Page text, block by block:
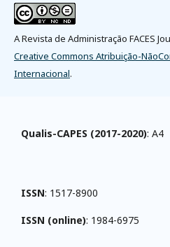
A Revista de Administração FACES
Creative Commons Atribuição-
Internacional.
Qualis-CAPES (2017-2020): A4
ISSN: 1517-8900
ISSN (online): 1984-6975